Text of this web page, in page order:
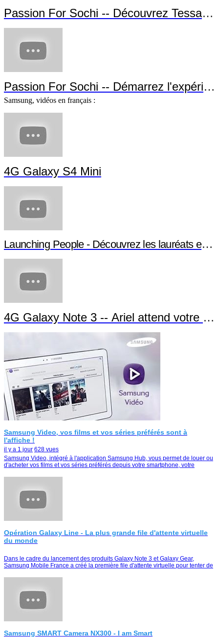
Passion For Sochi -- Découvrez Vincent
Gauthier-Manuel !
Passion For Sochi -- Découvrez Tessa
Passion For Sochi -- Démarrez
Samsung, vidéos en français :
4G Galaxy S4 Mini
Launching People - Découvrez les lauréats et
4G Galaxy Note 3 -- Ariel attend votre
Samsung Video, vos films et vos séries préférés sont à
l'affiche !
d'acheter vos films et vos séries préférés depuis votre smartphone, votre
tablette ou votre Smart TV